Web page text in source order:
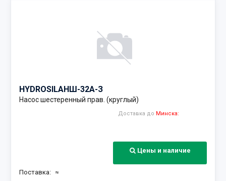
HYDROSILAНШ-32А-З
Насос шестеренный прав. (круглый)
Доставка до Минска:
Цены и наличие
Поставка: ≈